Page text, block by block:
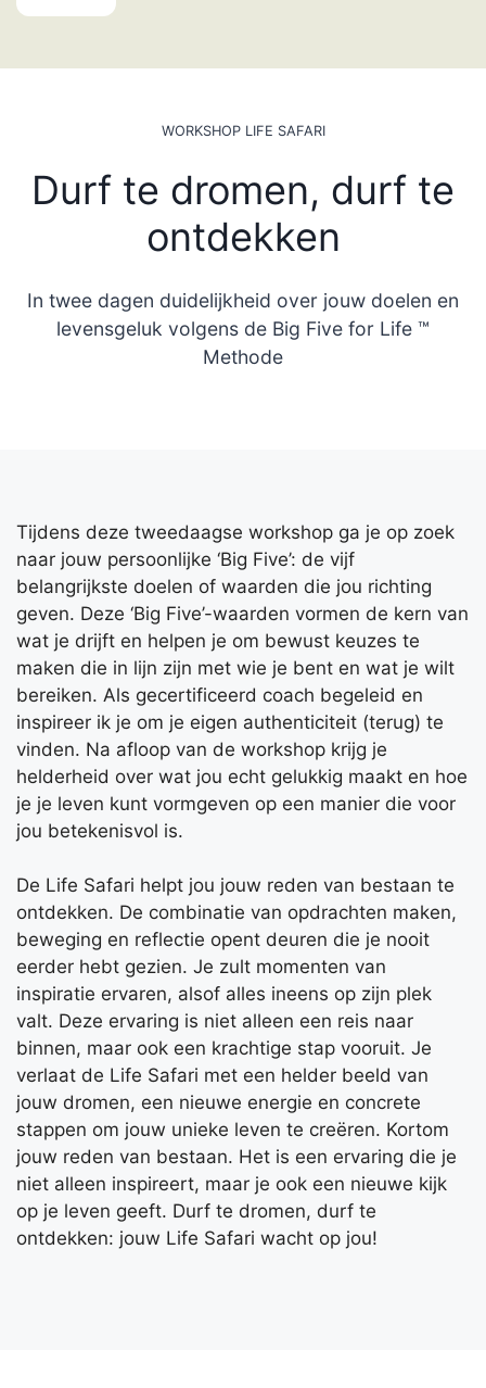
WORKSHOP LIFE SAFARI
Durf te dromen, durf te
ontdekken
In twee dagen duidelijkheid over jouw doelen en
levensgeluk volgens de Big Five for Life ™
Methode
Tijdens deze tweedaagse workshop ga je op zoek
naar jouw persoonlijke ‘Big Five’: de vijf
belangrijkste doelen of waarden die jou richting
geven. Deze ‘Big Five’-waarden vormen de kern van
wat je drijft en helpen je om bewust keuzes te
maken die in lijn zijn met wie je bent en wat je wilt
bereiken. Als gecertificeerd coach begeleid en
inspireer ik je om je eigen authenticiteit (terug) te
vinden. Na afloop van de workshop krijg je
helderheid over wat jou echt gelukkig maakt en hoe
je je leven kunt vormgeven op een manier die voor
jou betekenisvol is.
De Life Safari helpt jou jouw reden van bestaan te
ontdekken. De combinatie van opdrachten maken,
beweging en reflectie opent deuren die je nooit
eerder hebt gezien. Je zult momenten van
inspiratie ervaren, alsof alles ineens op zijn plek
valt. Deze ervaring is niet alleen een reis naar
binnen, maar ook een krachtige stap vooruit. Je
verlaat de Life Safari met een helder beeld van
jouw dromen, een nieuwe energie en concrete
stappen om jouw unieke leven te creëren. Kortom
jouw reden van bestaan. Het is een ervaring die je
niet alleen inspireert, maar je ook een nieuwe kijk
op je leven geeft. Durf te dromen, durf te
ontdekken: jouw Life Safari wacht op jou!